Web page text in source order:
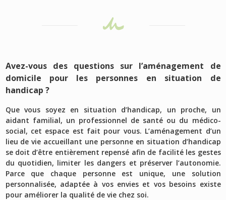
Avez-vous des questions sur l’aménagement de
domicile pour les personnes en situation de
handicap ?
Que vous soyez en situation d’handicap, un proche, un
aidant familial, un professionnel de santé ou du médico-
social, cet espace est fait pour vous. L’aménagement d’un
lieu de vie accueillant une personne en situation d’handicap
se doit d’être entièrement repensé afin de facilité les gestes
du quotidien, limiter les dangers et préserver l’autonomie.
Parce que chaque personne est unique, une solution
personnalisée, adaptée à vos envies et vos besoins existe
pour améliorer la qualité de vie chez soi.